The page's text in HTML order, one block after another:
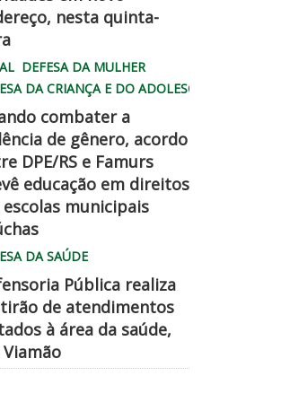
nesta quinta-
DEFESA DA MULHER
DA CRIANÇA E DO ADOLESCENTE
combater a
de gênero, acordo
DPE/RS e Famurs
educação em direitos
escolas municipais
DA SAÚDE
Pública realiza
de atendimentos
à área da saúde,